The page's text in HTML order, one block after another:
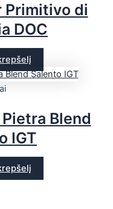
Primitivo di
DOC
Blend
IGT